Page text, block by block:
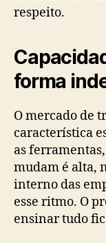
respeito.
forma
O mercado de
característica
as
mudam é alta,
interno das
esse ritmo. O
ensinar tudo